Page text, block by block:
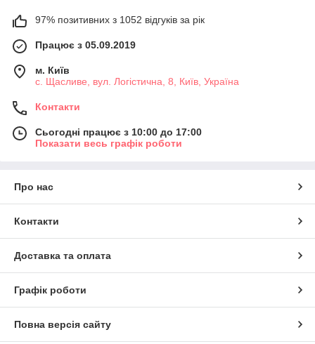
97% позитивних з 1052 відгуків за рік
Працює з 05.09.2019
м. Київ
с. Щасливе, вул. Логістична, 8, Київ, Україна
Контакти
Сьогодні працює з 10:00 до 17:00
Показати весь графік роботи
Про нас
Контакти
Доставка та оплата
Графік роботи
Повна версія сайту